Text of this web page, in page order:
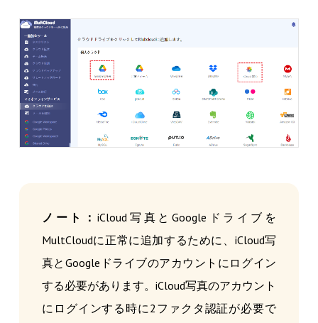
ノート：iCloud写真とGoogleドライブを
MultCloudに正常に追加するために、iCloud写
真とGoogleドライブのアカウントにログイン
する必要があります。iCloud写真のアカウント
にログインする時に2ファクタ認証が必要で